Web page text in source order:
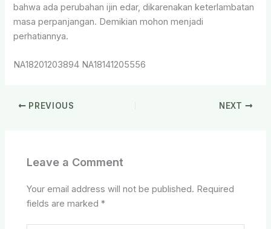
bahwa ada perubahan ijin edar, dikarenakan keterlambatan
masa perpanjangan. Demikian mohon menjadi
perhatiannya.
NA18201203894 NA18141205556
PREVIOUS NEXT
Leave a Comment
Your email address will not be published. Required
fields are marked*